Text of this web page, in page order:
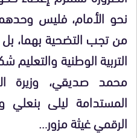
نحو الأمام، فليس
من تجب التضحية بهما،
التربية الوطنية
محمد صديقي، وزيرة
المستدامة ليلى بنعلي
الرقمي غيثة مزور…